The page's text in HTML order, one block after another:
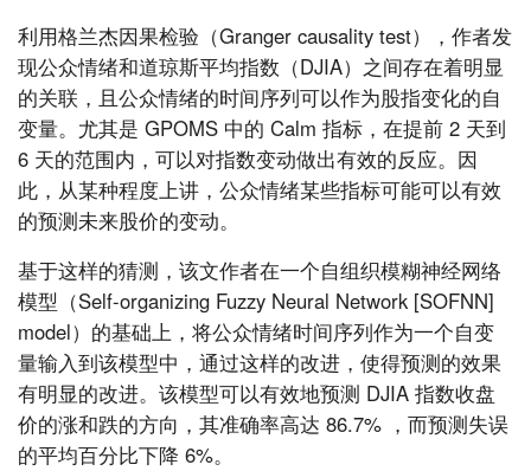
利用格兰杰因果检验（Granger causality test），作者发
现公众情绪和道琼斯平均指数（DJIA）之间存在着明显
的关联，且公众情绪的时间序列可以作为股指变化的自
变量。尤其是 GPOMS 中的 Calm 指标，在提前 2 天到
6 天的范围内，可以对指数变动做出有效的反应。因
此，从某种程度上讲，公众情绪某些指标可能可以有效
的预测未来股价的变动。
基于这样的猜测，该文作者在一个自组织模糊神经网络
模型（Self-organizing Fuzzy Neural Network [SOFNN]
model）的基础上，将公众情绪时间序列作为一个自变
量输入到该模型中，通过这样的改进，使得预测的效果
有明显的改进。该模型可以有效地预测 DJIA 指数收盘
价的涨和跌的方向，其准确率高达 86.7% ，而预测失误
的平均百分比下降 6%。